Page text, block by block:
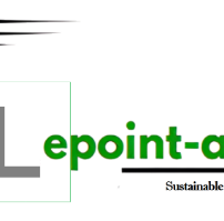
Éléphants en Côte d’Ivoire
LOTO DETENTE”, un nouveau
marque de confiance au Togo
la scène internationale au-
performances de ses athlètes
Togo: Que retenir de la
éducation et de l’ambition de